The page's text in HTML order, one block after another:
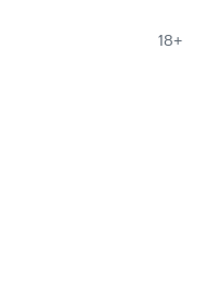
18+